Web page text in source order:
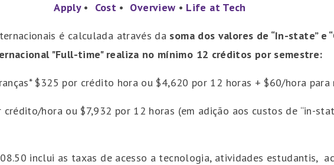
Apply• Cost• Overview • Life at Tech
é calculada através da soma dos valores de “In-state” e
"Full-time" realiza no mínimo 12 créditos por semestre:
$325 por crédito hora ou $4,620 por 12 horas + $60/hora para
hora ou $7,932 por 12 horas (em adição aos custos de “in-
inclui as taxas de acesso a tecnologia, atividades estudantis,